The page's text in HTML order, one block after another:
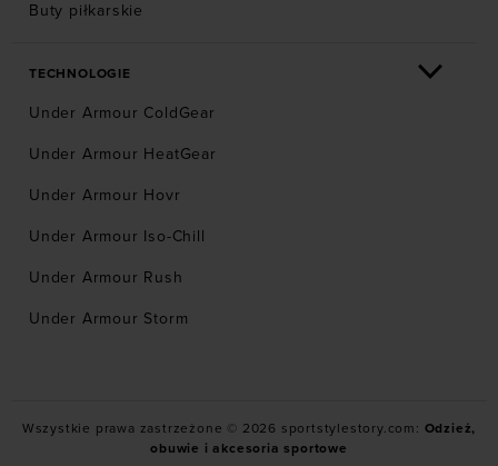
Buty piłkarskie
TECHNOLOGIE
Under Armour ColdGear
Under Armour HeatGear
Under Armour Hovr
Under Armour Iso-Chill
Under Armour Rush
Under Armour Storm
Wszystkie prawa zastrzeżone © 2026 sportstylestory.com: Odzież,
obuwie i akcesoria sportowe